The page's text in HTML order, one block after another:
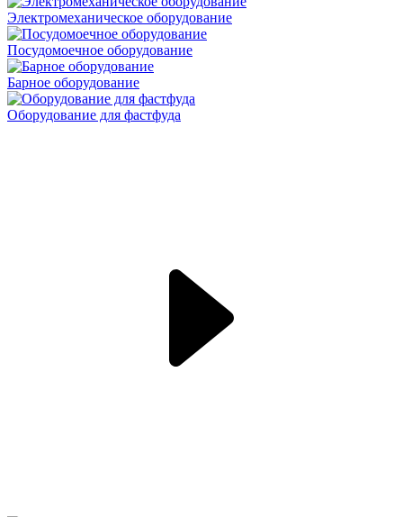
Электромеханическое оборудование
Посудомоечное оборудование
Барное оборудование
Оборудование для фастфуда